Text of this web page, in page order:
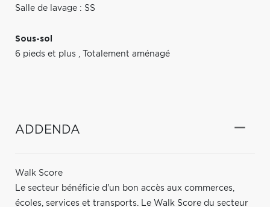
Salle de lavage : SS
Sous-sol
6 pieds et plus , Totalement aménagé
ADDENDA
Walk Score
Le secteur bénéficie d'un bon accès aux commerces,
écoles, services et transports. Le Walk Score du secteur